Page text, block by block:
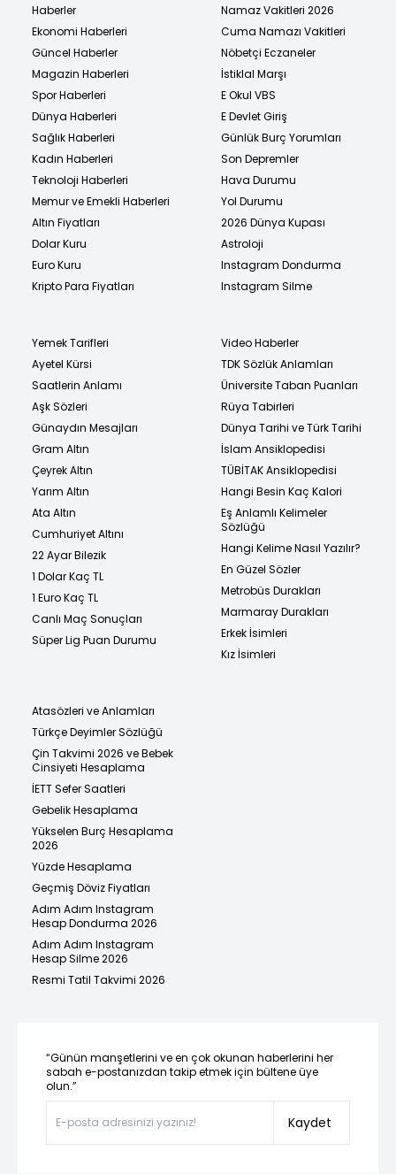
Haberler
Ekonomi Haberleri
Güncel Haberler
Magazin Haberleri
Spor Haberleri
Dünya Haberleri
Sağlık Haberleri
Kadın Haberleri
Teknoloji Haberleri
Memur ve Emekli Haberleri
Altın Fiyatları
Dolar Kuru
Euro Kuru
Kripto Para Fiyatları
Namaz Vakitleri 2026
Cuma Namazı Vakitleri
Nöbetçi Eczaneler
İstiklal Marşı
E Okul VBS
E Devlet Giriş
Günlük Burç Yorumları
Son Depremler
Hava Durumu
Yol Durumu
2026 Dünya Kupası
Astroloji
Instagram Dondurma
Instagram Silme
Yemek Tarifleri
Ayetel Kürsi
Saatlerin Anlamı
Aşk Sözleri
Günaydın Mesajları
Gram Altın
Çeyrek Altın
Yarım Altın
Ata Altın
Cumhuriyet Altını
22 Ayar Bilezik
1 Dolar Kaç TL
1 Euro Kaç TL
Canlı Maç Sonuçları
Süper Lig Puan Durumu
Video Haberler
TDK Sözlük Anlamları
Üniversite Taban Puanları
Rüya Tabirleri
Dünya Tarihi ve Türk Tarihi
İslam Ansiklopedisi
TÜBİTAK Ansiklopedisi
Hangi Besin Kaç Kalori
Eş Anlamlı Kelimeler
Sözlüğü
Hangi Kelime Nasıl Yazılır?
En Güzel Sözler
Metrobüs Durakları
Marmaray Durakları
Erkek İsimleri
Kız İsimleri
Atasözleri ve Anlamları
Türkçe Deyimler Sözlüğü
Çin Takvimi 2026 ve Bebek
Cinsiyeti Hesaplama
İETT Sefer Saatleri
Gebelik Hesaplama
Yükselen Burç Hesaplama
2026
Yüzde Hesaplama
Geçmiş Döviz Fiyatları
Adım Adım Instagram
Hesap Dondurma 2026
Adım Adım Instagram
Hesap Silme 2026
Resmi Tatil Takvimi 2026
“Günün manşetlerini ve en çok okunan haberlerini her
sabah e-postanızdan takip etmek için bültene üye
olun.”
Kaydet